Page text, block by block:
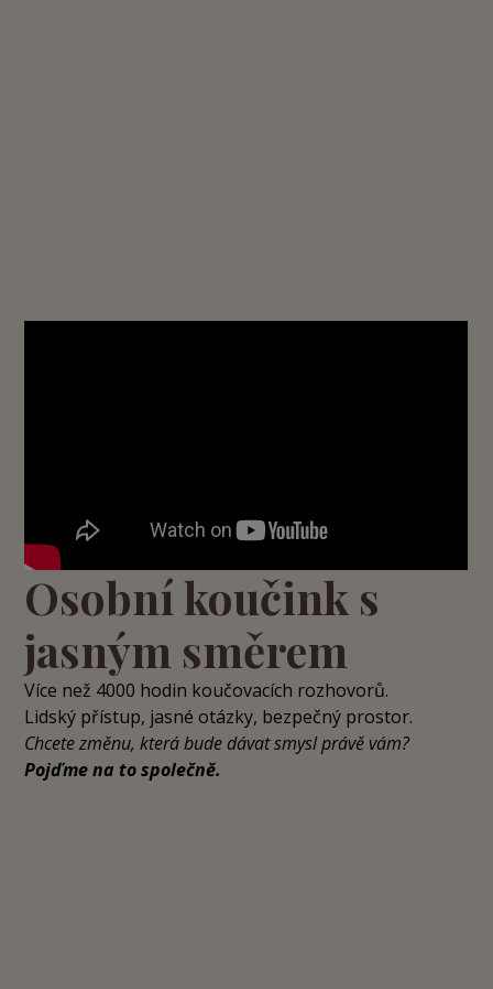
Osobní koučink s
jasným směrem
Více než 4000 hodin koučovacích rozhovorů.
Lidský přístup, jasné otázky, bezpečný prostor.
Chcete změnu, která bude dávat smysl právě vám?
Pojďme na to společně.